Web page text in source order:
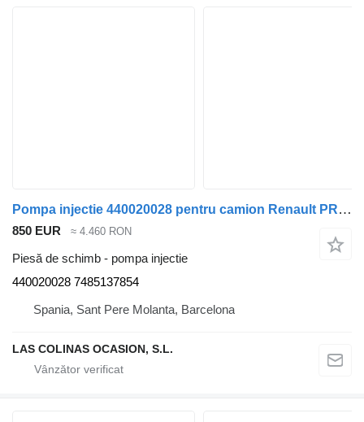
Pompa injectie 440020028 pentru camion Renault PREMIUM 420
850 EUR ≈ 4.460 RON
Piesă de schimb - pompa injectie
440020028 7485137854
Spania, Sant Pere Molanta, Barcelona
LAS COLINAS OCASION, S.L.